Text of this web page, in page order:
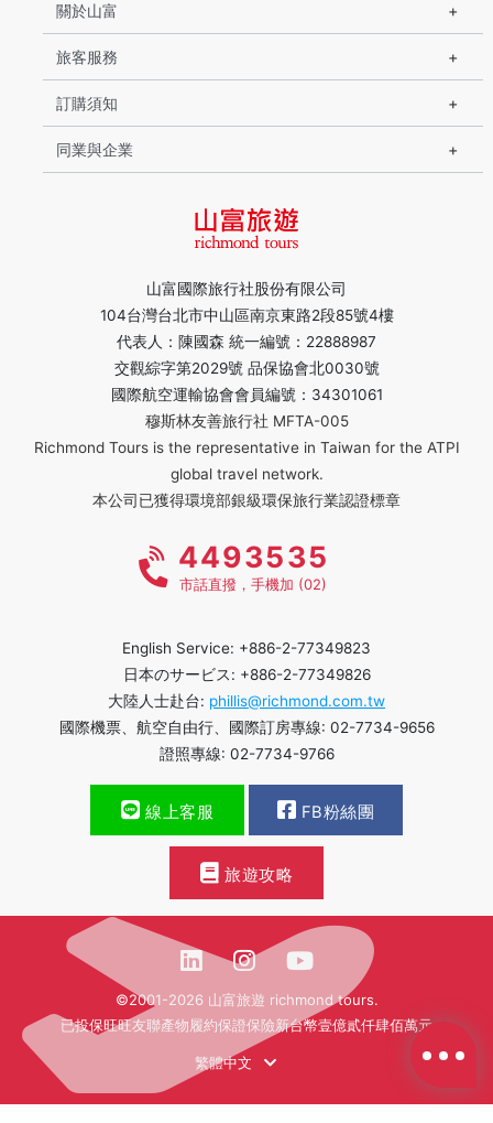
山富國際旅行社股份有限公司
104台灣台北市中山區南京東路2段85號4樓
代表人：陳國森 統一編號：22888987
交觀綜字第2029號 品保協會北0030號
國際航空運輸協會會員編號：34301061
穆斯林友善旅行社 MFTA-005
Richmond Tours is the representative in Taiwan for the ATPI
global travel network.
本公司已獲得環境部銀級環保旅行業認證標章
關於山富
旅客服務
訂購須知
同業與企業
4493535
市話直撥，手機加 (02)
English Service: +886-2-77349823
日本のサービス: +886-2-77349826
大陸人士赴台: phillis@richmond.com.tw
國際機票、航空自由行、國際訂房專線: 02-7734-9656
證照專線: 02-7734-9766
線上客服 FB粉絲團
旅遊攻略
©2001-2026 山富旅遊 richmond tours.
已投保旺旺友聯產物履約保證保險新台幣壹億貳仟肆佰萬元
繁體中文